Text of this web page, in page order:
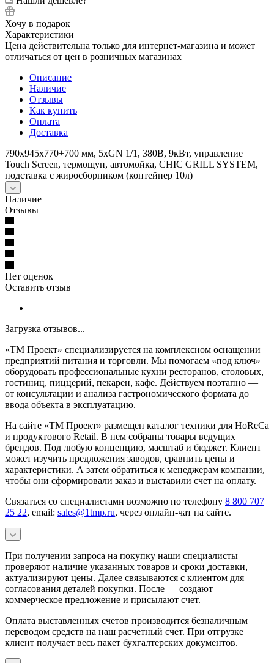
Хочу в подарок
Характеристики
Цена действительна только для интернет-магазина и может
отличаться от цен в розничных магазинах
Описание
Наличие
Отзывы
Как купить
Оплата
Доставка
790х945х770+700 мм, 5хGN 1/1, 380В, 9кВт, управление
Touch Screen, термощуп, автомойка, CHIC GRILL SYSTEM,
подставка с жиросборником (контейнер 10л)
Наличие
Отзывы
Нет оценок
Оставить отзыв
Загрузка отзывов...
«ТМ Проект» специализируется на комплексном оснащении
предприятий питания и торговли. Мы помогаем «под ключ»
оборудовать профессиональные кухни ресторанов, столовых,
гостиниц, пиццерий, пекарен, кафе. Действуем поэтапно —
от консультации и анализа гастрономического формата до
ввода объекта в эксплуатацию.
На сайте «ТМ Проект» размещен каталог техники для HoReCa
и продуктового Retail. В нем собраны товары ведущих
брендов. Под любую концепцию, масштаб и бюджет. Клиент
может изучить предложения заводов, сравнить цены и
характеристики. А затем обратиться к менеджерам компании,
чтобы они сформировали заказ и выставили счет на оплату.
Связаться со специалистами возможно по телефону 8 800 707
25 22, email: sales@1tmp.ru, через онлайн-чат на сайте.
При получении запроса на покупку наши специалисты
проверяют наличие указанных товаров и сроки доставки,
актуализируют цены. Далее связываются с клиентом для
согласования деталей покупки. После — создают
коммерческое предложение и присылают счет.
Оплата выставленных счетов производится безналичным
переводом средств на наш расчетный счет. При отгрузке
клиент получает весь пакет бухгалтерских документов.